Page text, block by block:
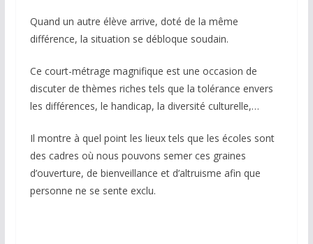
Quand un autre élève arrive, doté de la même
différence, la situation se débloque soudain.
Ce court-métrage magnifique est une occasion de
discuter de thèmes riches tels que la tolérance envers
les différences, le handicap, la diversité culturelle,…
Il montre à quel point les lieux tels que les écoles sont
des cadres où nous pouvons semer ces graines
d’ouverture, de bienveillance et d’altruisme afin que
personne ne se sente exclu.